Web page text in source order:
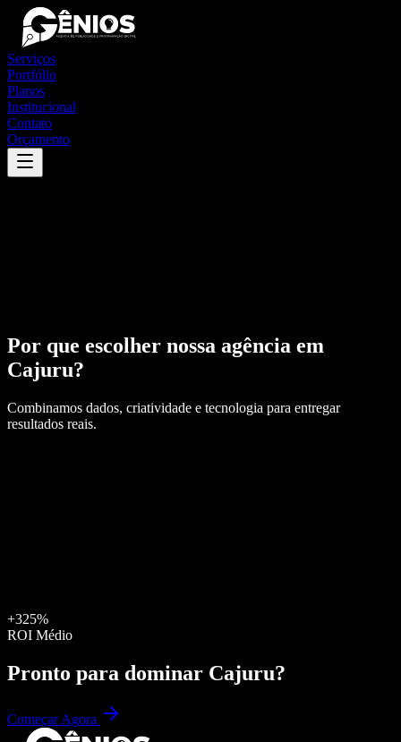
Serviços
Portfólio
Planos
Institucional
Contato
Orçamento
Por que escolher nossa agência em
Cajuru?
Combinamos dados, criatividade e tecnologia para entregar
resultados reais.
+325%
ROI Médio
Pronto para dominar Cajuru?
Começar Agora